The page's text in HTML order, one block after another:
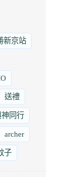
新京站
送禮
神同行
archer
子